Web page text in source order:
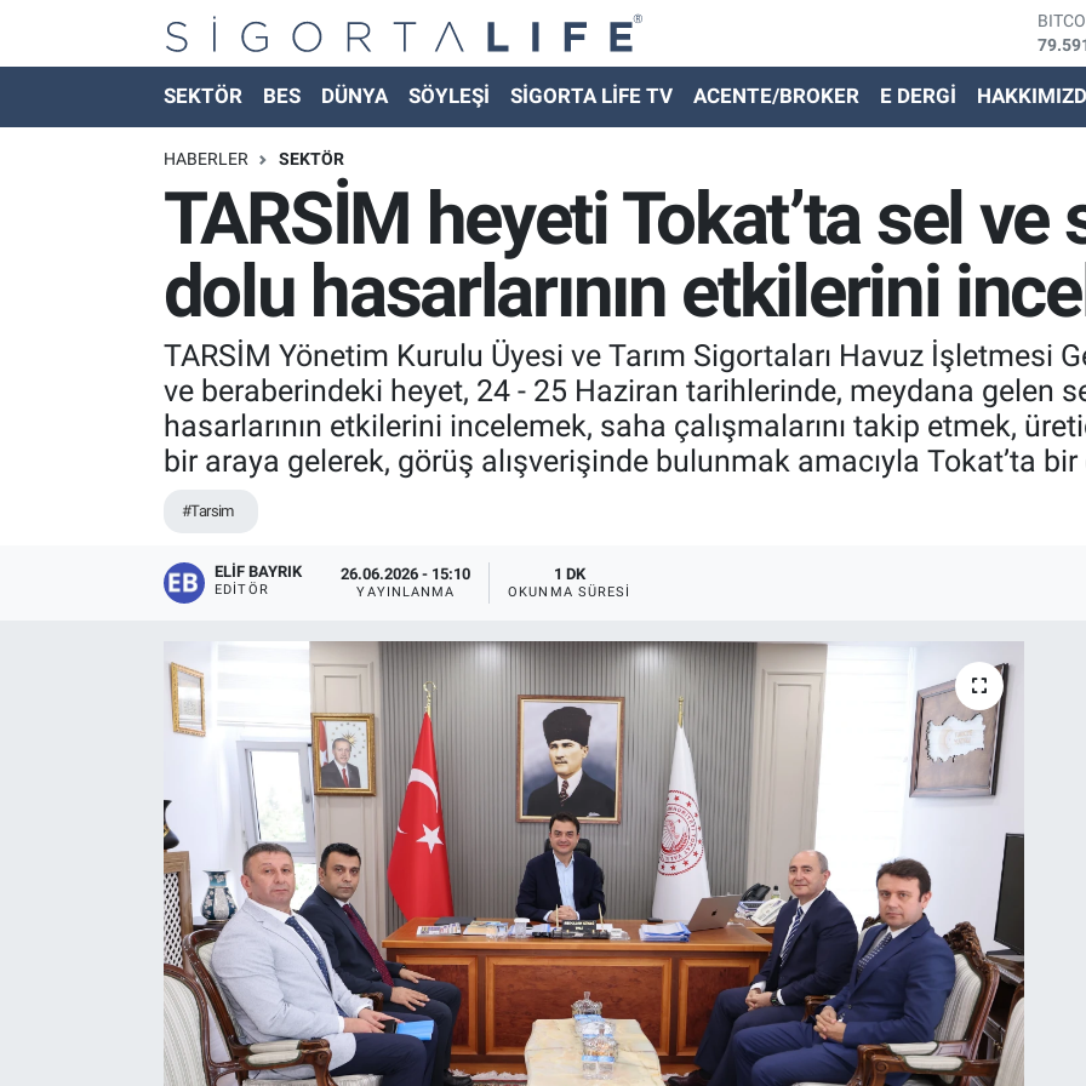
EURO
SEKTÖR BES DÜNYA SÖYLEŞİ SİGORTA LİFE TV ACENTE/BROKER E DERGİ
HABERLER SEKTÖR
TARSİM heyeti Tokat’ta sel ve
dolu hasarlarının etkilerini
TARSİM Yönetim Kurulu Üyesi ve Tarım Sigortaları Havuz İşletmesi
ve beraberindeki heyet, 24 - 25 Haziran tarihlerinde, meydana gelen
hasarlarının etkilerini incelemek, saha çalışmalarını takip etmek,
bir araya gelerek, görüş alışverişinde bulunmak amacıyla Tokat’ta
#Tarsim
ELIF BAYRIK
EDITÖR
26.06.2026 - 15:10
YAYINLANMA
1 DK
OKUNMA SÜRESI
Nöbetçi Eczaneler
Hava Durumu
Namaz Vakitleri
Trafik Durumu
Süper Lig Puan Durumu ve Fikstür
Tüm Manşetler
Son Dakika Haberleri